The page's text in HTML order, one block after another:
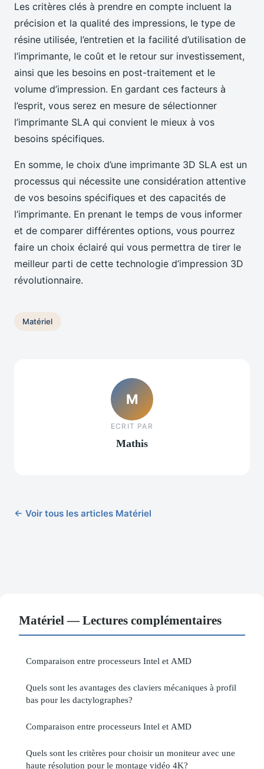
Les critères clés à prendre en compte incluent la
précision et la qualité des impressions, le type de
résine utilisée, l’entretien et la facilité d’utilisation de
l’imprimante, le coût et le retour sur investissement,
ainsi que les besoins en post-traitement et le
volume d’impression. En gardant ces facteurs à
l’esprit, vous serez en mesure de sélectionner
l’imprimante SLA qui convient le mieux à vos
besoins spécifiques.
En somme, le choix d’une imprimante 3D SLA est un
processus qui nécessite une considération attentive
de vos besoins spécifiques et des capacités de
l’imprimante. En prenant le temps de vous informer
et de comparer différentes options, vous pourrez
faire un choix éclairé qui vous permettra de tirer le
meilleur parti de cette technologie d’impression 3D
révolutionnaire.
Matériel
M
ECRIT PAR
Mathis
← Voir tous les articles Matériel
Matériel — Lectures complémentaires
Comparaison entre processeurs Intel et AMD
Quels sont les avantages des claviers mécaniques à profil
bas pour les dactylographes?
Comparaison entre processeurs Intel et AMD
Quels sont les critères pour choisir un moniteur avec une
haute résolution pour le montage vidéo 4K?